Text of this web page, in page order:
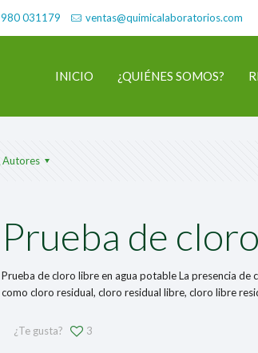
980 031179 ventas@quimicalaboratorios.com
INICIO ¿QUIÉNES SOMOS?
Autores
Prueba de
Prueba de cloro libre en agua potable La presencia de
como cloro residual, cloro residual libre, cloro libre
¿Te gusta? 3